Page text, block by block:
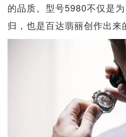
的品质。型号5980不仅是
归，也是百达翡丽创作出来